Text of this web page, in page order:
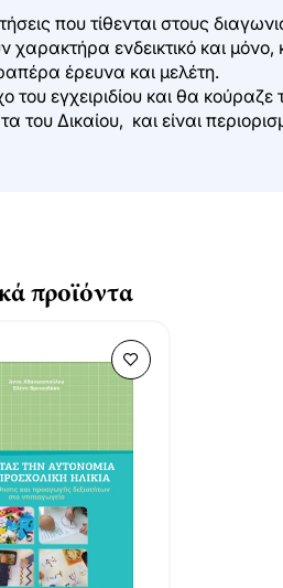
που τίθενται στους
ενδεικτικό και
έρευνα και μελέτη.
εγχειριδίου και θα
Δικαίου, και είναι
προϊόντα